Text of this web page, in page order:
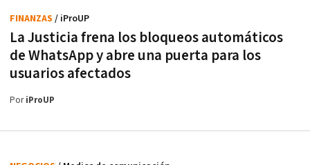
La Justicia frena los bloqueos automáticos
de WhatsApp y abre una puerta para los
usuarios afectados
FINANZAS / iProUP
PoriProUP